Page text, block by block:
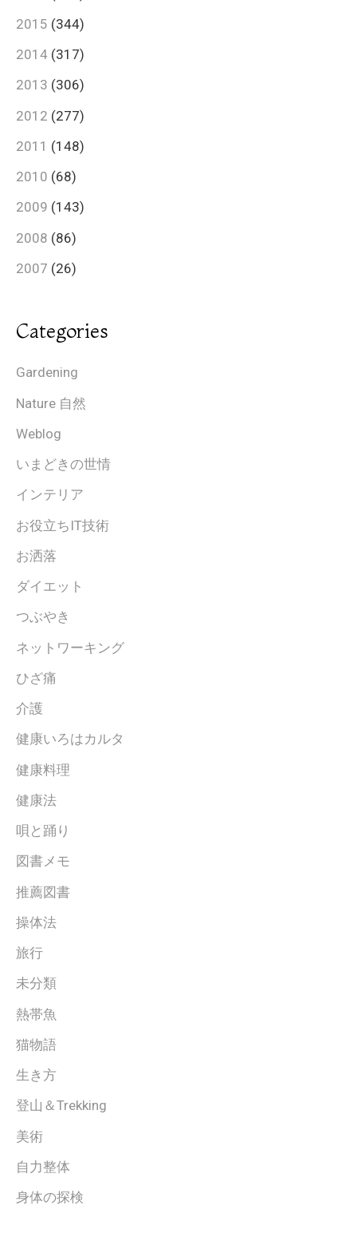
2015 (344)
2014 (317)
2013 (306)
2012 (277)
2011 (148)
2010 (68)
2009 (143)
2008 (86)
2007 (26)
Categories
Gardening
Nature 自然
Weblog
いまどきの世情
インテリア
お役立ちIT技術
お洒落
ダイエット
つぶやき
ネットワーキング
ひざ痛
介護
健康いろはカルタ
健康料理
健康法
唄と踊り
図書メモ
推薦図書
操体法
旅行
未分類
熱帯魚
猫物語
生き方
登山＆Trekking
美術
自力整体
身体の探検